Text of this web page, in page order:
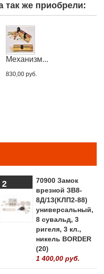
так же приобрели:
Механизм...
830,00 руб.
2
70900 Замок
врезной ЗВ8-
8Д/13(КЛП2-88)
универсальный,
8 сувальд, 3
ригеля, 3 кл.,
никель BORDER
(20)
1 400,00 руб.